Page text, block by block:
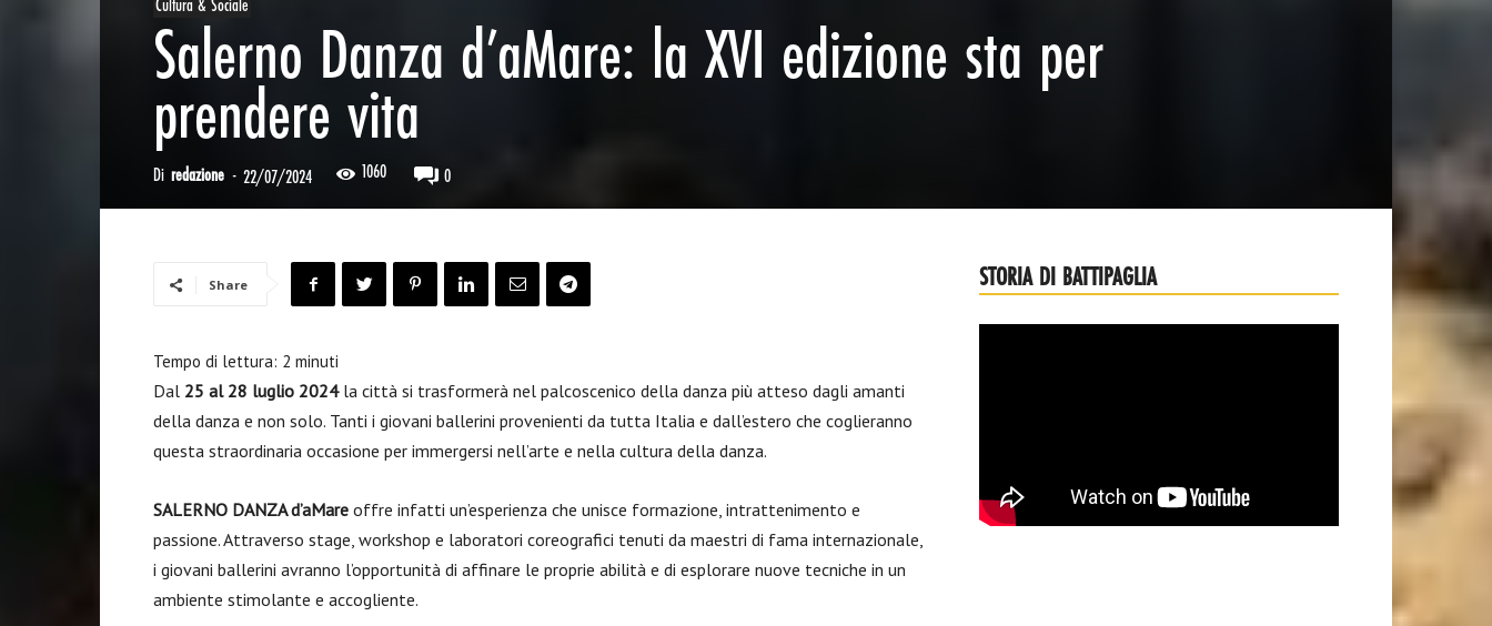
Cultura & Sociale
Salerno Danza d’aMare: la XVI edizione sta per
prendere vita
Di redazione - 22/07/2024 1060 0
Share
Tempo di lettura: 2 minuti
Dal 25 al 28 luglio 2024la città si trasformerà nel palcoscenico della danza più atteso dagli amanti
della danza e non solo. Tanti i giovani ballerini provenienti da tutta Italia e dall’estero che coglieranno
questa straordinaria occasione per immergersi nell’arte e nella cultura della danza.
SALERNO DANZA d’aMare offre infatti un’esperienza che unisce formazione, intrattenimento e
passione. Attraverso stage, workshop e laboratori coreografici tenuti da maestri di fama internazionale,
i giovani ballerini avranno l’opportunità di affinare le proprie abilità e di esplorare nuove tecniche in un
ambiente stimolante e accogliente.
STORIA DI BATTIPAGLIA